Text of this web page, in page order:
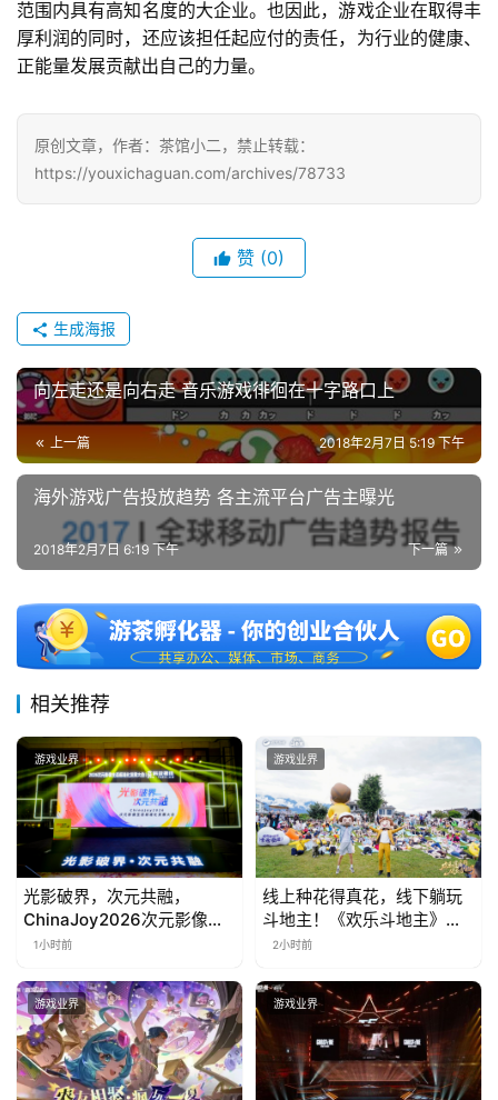
海
站
中
文
(
范围内具有高知名度的大企业。也因此，游戏企业在取得丰
厚利润的同时，还应该担任起应付的责任，为行业的健康、
正能量发展贡献出自己的力量。
原创文章，作者：茶馆小二，禁止转载：
https://youxichaguan.com/archives/78733
赞 (0)
生成海报
向左走还是向右走 音乐游戏徘徊在十字路口上
上一篇 2018年2月7日 5:19 下午
海外游戏广告投放趋势 各主流平台广告主曝光
下一篇
2018年2月7日 6:19 下午
相关推荐
游戏业界
光影破界，次元共融，
ChinaJoy2026次元影像生
态标准化发展大会盛大召开
1小时前
游戏业界
线上种花得真花，线下躺玩
斗地主！《欢乐斗地主》欢
乐中国行·云南站精彩盘点
2小时前
游戏业界 游戏业界